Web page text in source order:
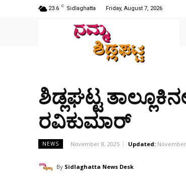
23.6 C Sidlaghatta Friday, August 7, 2026
ಶಿಡ್ಲಘಟ್ಟ
ರವಿಕುಮಾರ್
NEWS November 8, 2025 Updated:
By Sidlaghatta News Desk